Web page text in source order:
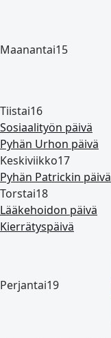
Maanantai15
Tiistai16
Sosiaalityön päivä
Pyhän Urhon päivä
Keskiviikko17
Pyhän Patrickin päivä
Torstai18
Lääkehoidon päivä
Kierrätyspäivä
Perjantai19